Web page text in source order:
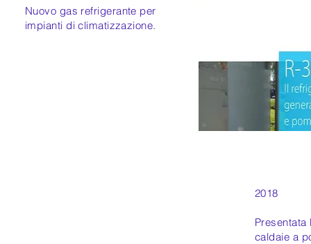
Nuovo gas refrigerante per
impianti di climatizzazione.
2018
Presentata
caldaie a